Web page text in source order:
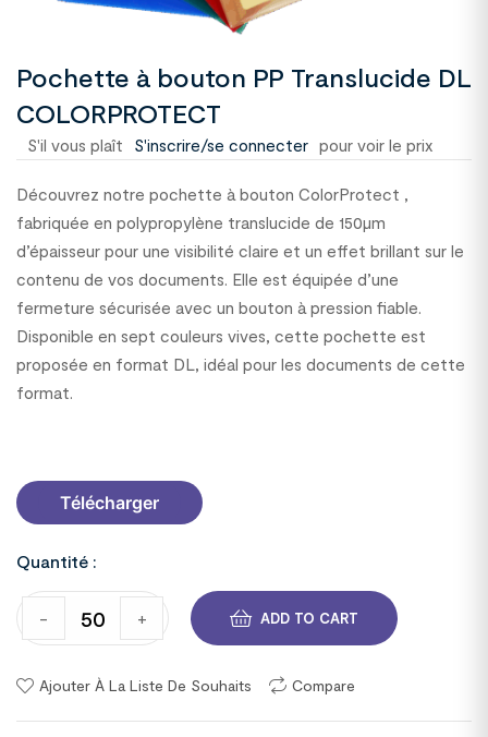
Pochette à bouton PP Translucide DL
COLORPROTECT
S'il vous plaît S'inscrire/se connecter pour voir le prix
Découvrez notre pochette à bouton ColorProtect ,
fabriquée en polypropylène translucide de 150µm
d’épaisseur pour une visibilité claire et un effet brillant sur le
contenu de vos documents. Elle est équipée d’une
fermeture sécurisée avec un bouton à pression fiable.
Disponible en sept couleurs vives, cette pochette est
proposée en format DL, idéal pour les documents de cette
format.
Télécharger
Quantité :
- + ADD TO CART
Ajouter À La Liste De Souhaits Compare